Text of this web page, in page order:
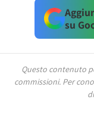
su
Questo contenuto
commissioni. Per